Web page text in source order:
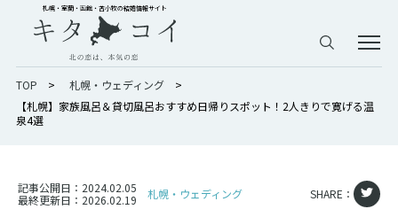
札幌・室蘭・函館・苫小牧の結婚情報サイト
TOP > 札幌・ウェディング>
【札幌】家族風呂＆貸切風呂おすすめ日帰りスポット！2人きりで寛げる温
泉4選
記事公開日： 2024.02.05
最終更新日： 2026.02.19 札幌・ウェディング SHARE：